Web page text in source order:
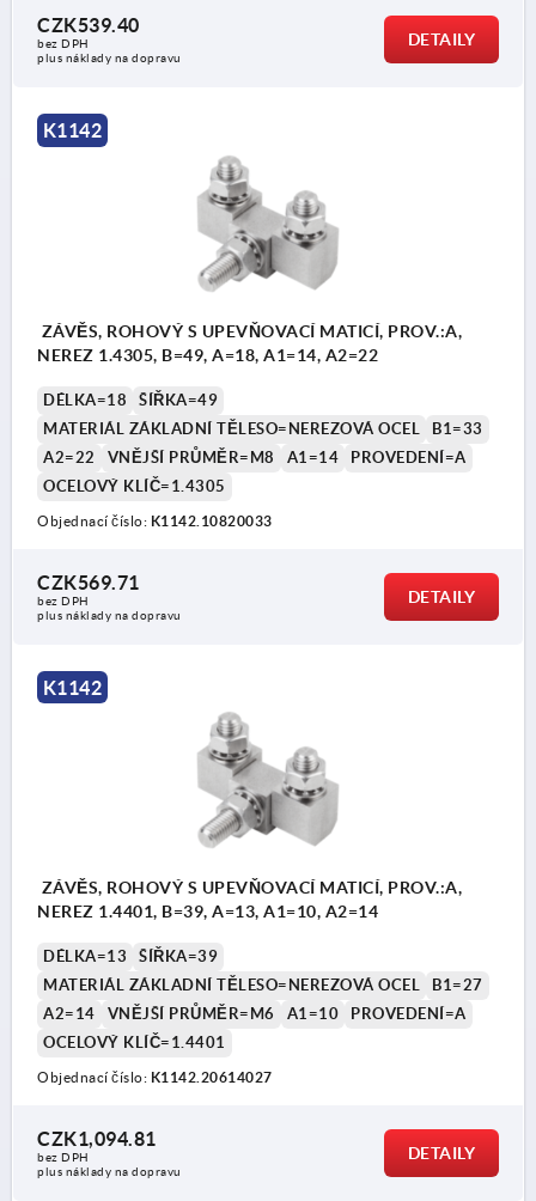
CZK539.40
bez DPH
plus náklady na dopravu
DETAILY
K1142
ZÁVĚS, ROHOVÝ S UPEVŇOVACÍ MATICÍ, PROV.:A,
NEREZ 1.4305, B=49, A=18, A1=14, A2=22
DÉLKA=18
ŠÍŘKA=49
MATERIÁL ZÁKLADNÍ TĚLESO=NEREZOVÁ OCEL
B1=33
A2=22
VNĚJŠÍ PRŮMĚR=M8 A1=14
PROVEDENÍ=A
OCELOVÝ KLÍČ=1.4305
Objednací číslo: K1142.10820033
CZK569.71
bez DPH
plus náklady na dopravu
DETAILY
K1142
ZÁVĚS, ROHOVÝ S UPEVŇOVACÍ MATICÍ, PROV.:A,
NEREZ 1.4401, B=39, A=13, A1=10, A2=14
DÉLKA=13
ŠÍŘKA=39
MATERIÁL ZÁKLADNÍ TĚLESO=NEREZOVÁ OCEL
B1=27
A2=14
VNĚJŠÍ PRŮMĚR=M6 A1=10
PROVEDENÍ=A
OCELOVÝ KLÍČ=1.4401
Objednací číslo: K1142.20614027
CZK1,094.81
bez DPH
plus náklady na dopravu
DETAILY